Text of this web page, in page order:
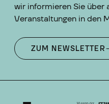
wir informieren Sie über
Veranstaltungen in den
ZUM NEWSLETTER